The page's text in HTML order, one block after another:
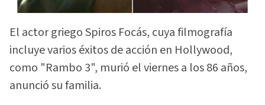
El actor griego Spiros Focás, cuya filmografía
incluye varios éxitos de acción en Hollywood,
como "Rambo 3", murió el viernes a los 86 años,
anunció su familia.